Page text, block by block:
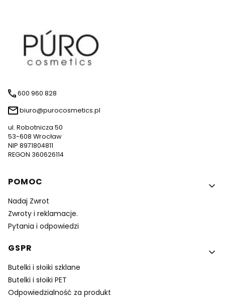
600 960 828
biuro@purocosmetics.pl
ul. Robotnicza 50
53-608 Wrocław
NIP 8971804811
REGON 360626114
Linki w stopce
POMOC
Nadaj Zwrot
Zwroty i reklamacje.
Pytania i odpowiedzi
GSPR
Butelki i słoiki szklane
Butelki i słoiki PET
Odpowiedzialność za produkt